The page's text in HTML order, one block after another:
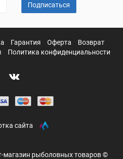
Подписаться
Гарантия Оферта
Возврат
Политика конфиденциальности
сайта
магазин рыболовных товаров ©